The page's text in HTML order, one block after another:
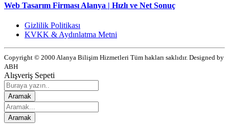
Web Tasarım Firması Alanya | Hızlı ve Net Sonuç
Gizlilik Politikası
KVKK & Aydınlatma Metni
Copyright © 2000 Alanya Bilişim Hizmetleri Tüm hakları saklıdır. Designed by
ABH
Alışveriş Sepeti